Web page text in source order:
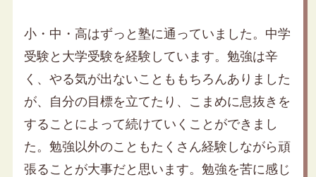
小・中・高はずっと塾に通っていました。中学
受験と大学受験を経験しています。勉強は辛
く、やる気が出ないことももちろんありました
が、自分の目標を立てたり、こまめに息抜きを
することによって続けていくことができまし
た。勉強以外のこともたくさん経験しながら頑
張ることが大事だと思います。勉強を苦に感じ